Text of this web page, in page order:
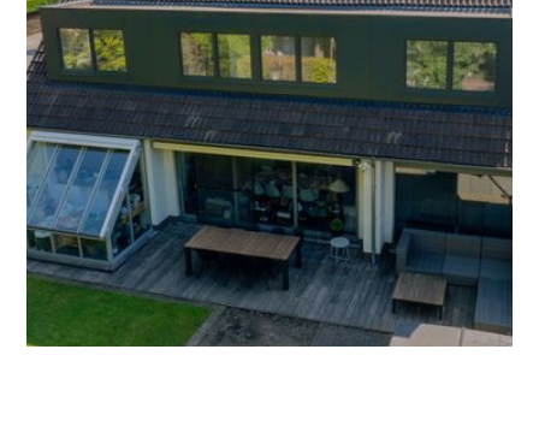
Een dakkapel is vaak de snelste manier om
ruimte en licht toe te voegen onder het dak.